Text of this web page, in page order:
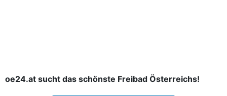
oe24.at sucht das schönste Freibad Österreichs!